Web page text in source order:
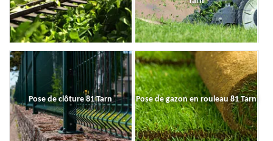
Pose de clôture 81 Tarn Pose de gazon en rouleau 81 Tarn